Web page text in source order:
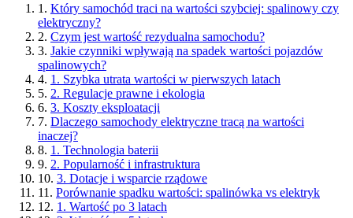
1. Który samochód traci na wartości szybciej: spalinowy czy
elektryczny?
2. Czym jest wartość rezydualna samochodu?
3. Jakie czynniki wpływają na spadek wartości pojazdów
spalinowych?
4. 1. Szybka utrata wartości w pierwszych latach
5. 2. Regulacje prawne i ekologia
6. 3. Koszty eksploatacji
7. Dlaczego samochody elektryczne tracą na wartości
inaczej?
8. 1. Technologia baterii
9. 2. Popularność i infrastruktura
10. 3. Dotacje i wsparcie rządowe
11. Porównanie spadku wartości: spalinówka vs elektryk
12. 1. Wartość po 3 latach